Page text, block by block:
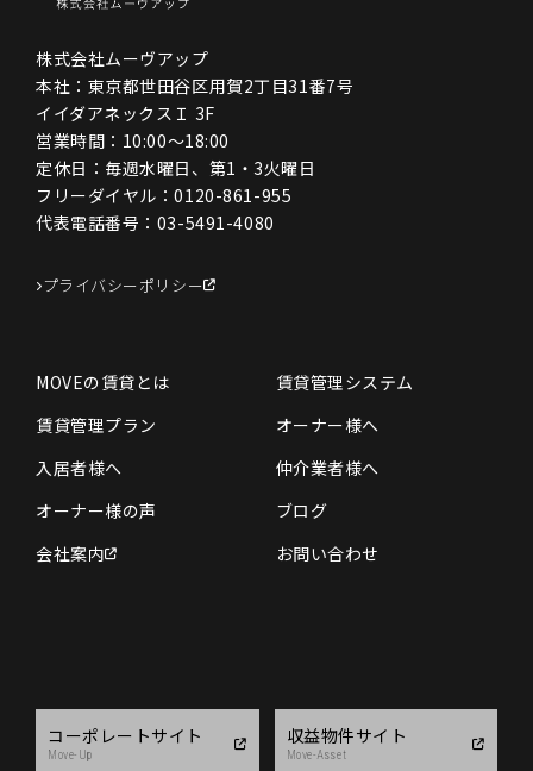
株式会社ムーヴアップ
本社：東京都世田谷区用賀2丁目31番7号
イイダアネックスＩ 3F
営業時間：10:00〜18:00
定休日：毎週水曜日、第1・3火曜日
フリーダイヤル：0120-861-955
代表電話番号： 03-5491-4080
プライバシーポリシー
MOVEの賃貸とは
賃貸管理システム
賃貸管理プラン
オーナー様へ
入居者様へ
仲介業者様へ
オーナー様の声
ブログ
会社案内
お問い合わせ
コーポレートサイト
Move-Up
収益物件サイト
Move-Asset